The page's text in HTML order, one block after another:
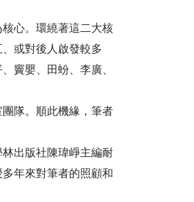
心。環繞著這二大核
或對後人啟發較多
竇嬰、田蚡、李廣、
隊。順此機緣，筆者
出版社陳瑋崢主編耐
年來對筆者的照顧和